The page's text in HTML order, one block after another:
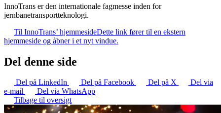
InnoTrans er den internationale fagmesse inden for
jernbanetransportteknologi.
Til InnoTrans’ hjemmesideDette link fører til en ekstern
hjemmeside og åbner i et nyt vindue.
Del denne side
Del på LinkedIn Del på Facebook Del på X
Del via
e-mail
Del via WhatsApp
Tilbage til oversigt